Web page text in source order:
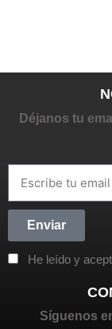
Déjanos tu
He leído y
Enviar
Síguenos